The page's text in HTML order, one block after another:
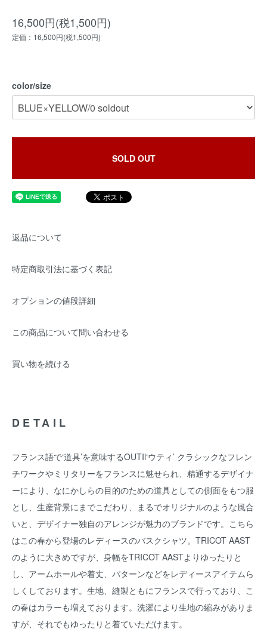
16,500円(税1,500円)
定価：16,500円(税1,500円)
color/size
SOLD OUT
返品について
特定商取引法に基づく表記
オプションの値段詳細
この商品について問い合わせる
買い物を続ける
DETAIL
フランス語で‘道具’を意味するOUTIl‘ウティ’ クラシックなフレン
チワークやミリタリーをフランスに魅せられ、精通するデザイナ
ーにより、なにかしらの目的のための道具としての側面をもつ服
とし、生産背景にまでこだわり、まるでオリジナルのような風合
いと、デザイナー独自のアレンジが魅力のブランドです。こちら
はこの春から登場のレディースのバスクシャツ。TRICOT AAST
のように大きめですが、身幅をTRICOT AASTよりゆったりと
し、アームホールや着丈、パターンなどをレディースアイテムら
しくしております。生地、縫製ともにフランスで行っており、こ
の春はカラーも増えております。洗濯により生地の縮みがありま
すが、それでもゆったりと着ていただけます。